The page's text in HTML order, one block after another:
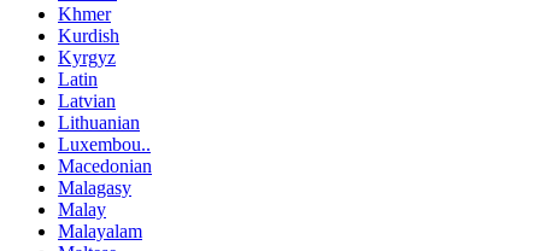
Khmer
Kurdish
Kyrgyz
Latin
Latvian
Lithuanian
Luxembou..
Macedonian
Malagasy
Malay
Malayalam